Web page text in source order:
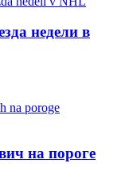
недели в
на пороге